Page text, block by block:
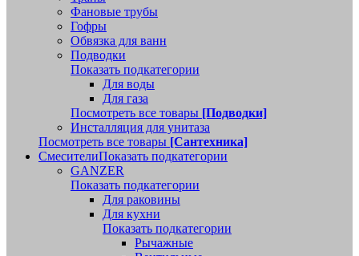
Фановые трубы
Гофры
Обвязка для ванн
Подводки
Показать подкатегории
Для воды
Для газа
Посмотреть все товары [Подводки]
Инсталляция для унитаза
Посмотреть все товары [Сантехника]
СмесителиПоказать подкатегории
GANZER
Показать подкатегории
Для раковины
Для кухни
Показать подкатегории
Рычажные